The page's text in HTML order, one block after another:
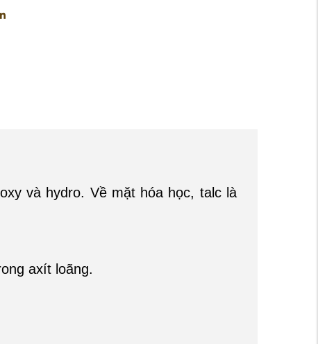
và hydro. Về mặt hóa học, talc là
axít loãng.